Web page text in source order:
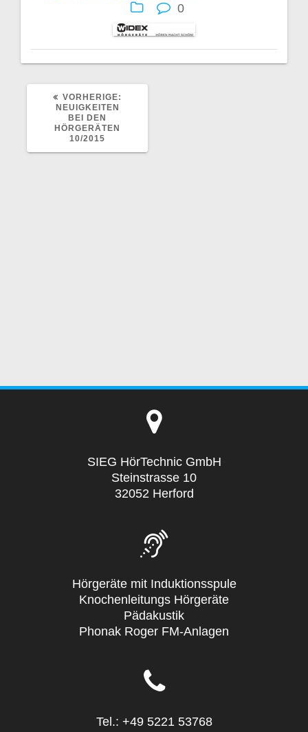
0
VORHERIGE:
NEUIGKEITEN
BEI DEN
HÖRGERÄTEN
10/2015
SIEG HörTechnic GmbH
Steinstrasse 10
32052 Herford
Hörgeräte mit Induktionsspule
Knochenleitungs Hörgeräte
Pädakustik
Phonak Roger FM-Anlagen
Tel.: +49 5221 53768